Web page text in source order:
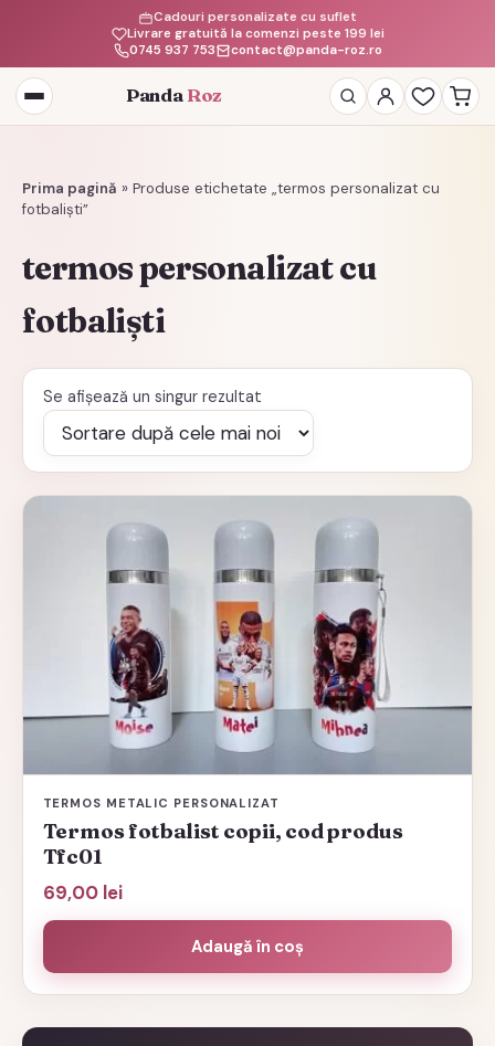
Livrare gratuită la comenzi peste 199 lei
Cadouri personalizate cu suflet
0745 937 753
contact@panda-roz.ro
Deschide
meniul
Panda Roz
Prima pagină » Produse etichetate „termos personalizat cu
fotbaliști”
termos personalizat cu
fotbaliști
Se afișează un singur rezultat
TERMOS METALIC PERSONALIZAT
Termos fotbalist copii, cod produs
Tfc01
69,00 lei
Adaugă în coș
Acest
pot
pagina
produsului.